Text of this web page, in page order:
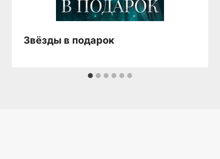
Звёзды в подарок